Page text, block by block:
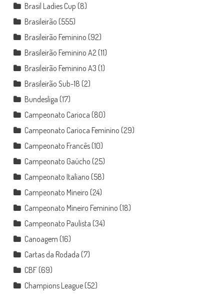
Brasil Ladies Cup (8)
Brasileirão (555)
Brasileirão Feminino (92)
Brasileirão Feminino A2 (11)
Brasileirão Feminino A3 (1)
Brasileirão Sub-18 (2)
Bundesliga (17)
Campeonato Carioca (80)
Campeonato Carioca Feminino (29)
Campeonato Francês(10)
Campeonato Gaúcho (25)
Campeonato Italiano (58)
Campeonato Mineiro (24)
Campeonato Mineiro Feminino (18)
Campeonato Paulista (34)
Canoagem (16)
Cartas da Rodada (7)
CBF(69)
Champions League(52)